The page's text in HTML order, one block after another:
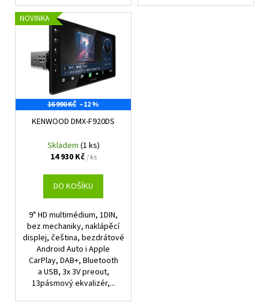
NOVINKA
16 990 KČ –12 %
KENWOOD DMX-F920DS
Skladem (1 ks)
14 930 Kč/ ks
DO KOŠÍKU
9" HD multimédium, 1DIN,
bez mechaniky, naklápěcí
displej, čeština, bezdrátové
Android Auto i Apple
CarPlay, DAB+, Bluetooth
a USB, 3x 3V preout,
13pásmový ekvalizér,...